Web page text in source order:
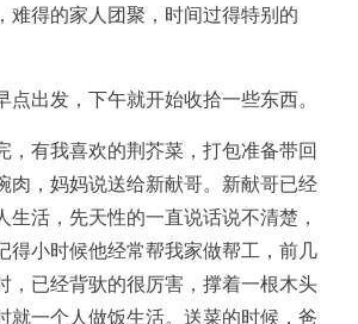
难得的家人团聚，时间过得特别的
点出发，下午就开始收拾一些东西。
，有我喜欢的荆芥菜，打包准备带回
肉，妈妈说送给新献哥。新献哥已经
生活，先天性的一直说话说不清楚，
得小时候他经常帮我家做帮工，前几
，已经背驮的很厉害，撑着一根木头
就一个人做饭生活。送菜的时候，爸